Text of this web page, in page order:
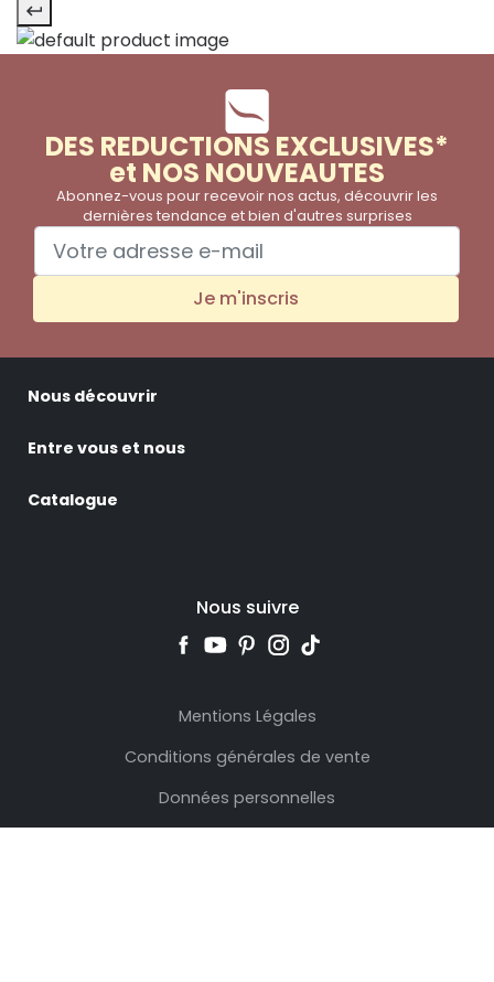
DES REDUCTIONS EXCLUSIVES*
et NOS NOUVEAUTES
Abonnez-vous pour recevoir nos actus, découvrir les
dernières tendance et bien d'autres surprises
Je m'inscris
Nous découvrir
Entre vous et nous
Catalogue
Nous suivre
Mentions Légales
Conditions générales de vente
Données personnelles